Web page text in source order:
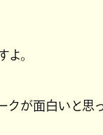
よ。
クが面白いと思